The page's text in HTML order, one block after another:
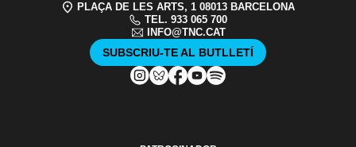
PLAÇA DE LES ARTS, 1 08013 BARCELONA
TEL. 933 065 700
INFO@TNC.CAT
SUBSCRIU-TE AL BUTLLETÍ